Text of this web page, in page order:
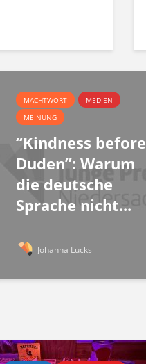
MACHTWORT
MEDIEN
MEINUNG
“Kindness before
Duden”: Warum
die deutsche
Sprache nicht...
Johanna Lucks